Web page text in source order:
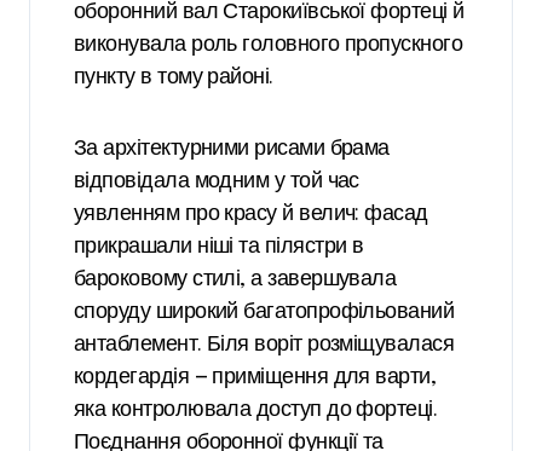
оборонний вал Старокиївської фортеці й
виконувала роль головного пропускного
пункту в тому районі.
За архітектурними рисами брама
відповідала модним у той час
уявленням про красу й велич: фасад
прикрашали ніші та пілястри в
бароковому стилі, а завершувала
споруду широкий багатопрофільований
антаблемент. Біля воріт розміщувалася
кордегардія — приміщення для варти,
яка контролювала доступ до фортеці.
Поєднання оборонної функції та